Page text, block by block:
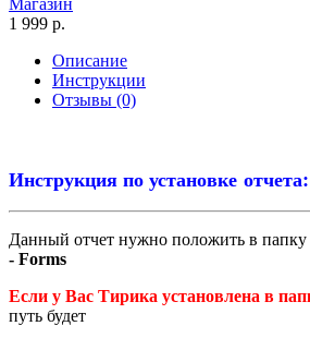
Магазин
1 999 р.
Описание
Инструкции
Отзывы (0)
Инструкция по установке отчета:
Данный отчет нужно положить в папку
- Forms
Если у Вас Тирика установлена в
путь будет